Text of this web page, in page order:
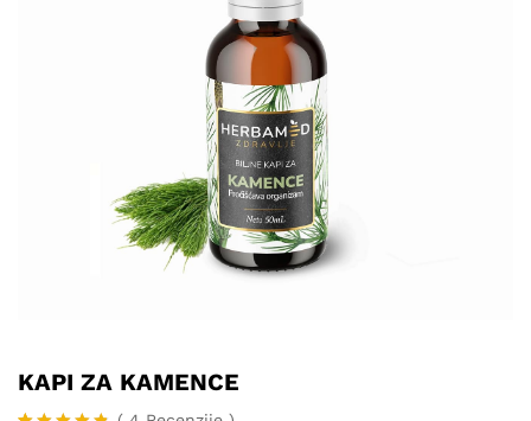
KAPI ZA KAMENCE